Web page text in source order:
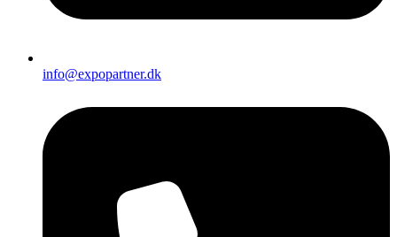
info@expopartner.dk